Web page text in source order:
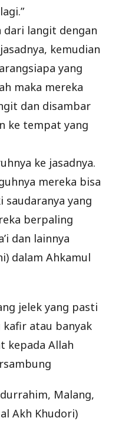
dari langit dengan
kemudian
yang
maka mereka
dan disambar
ke tempat yang
ke jasadnya.
mereka bisa
saudaranya yang
berpaling
dan lainnya
dalam Ahkamul
jelek yang pasti
atau banyak
kepada Allah
Malang,
Akh Khudori)